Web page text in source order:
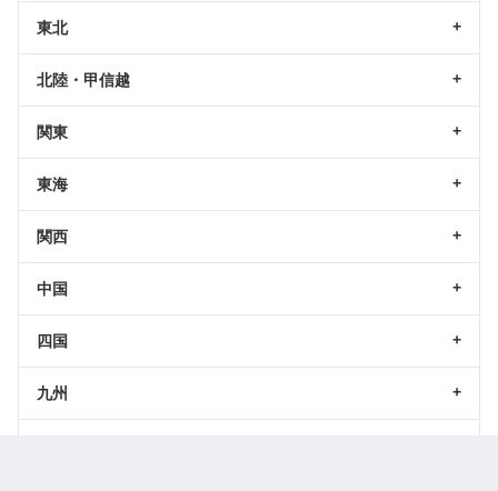
東北
北陸・甲信越
関東
東海
関西
中国
四国
九州